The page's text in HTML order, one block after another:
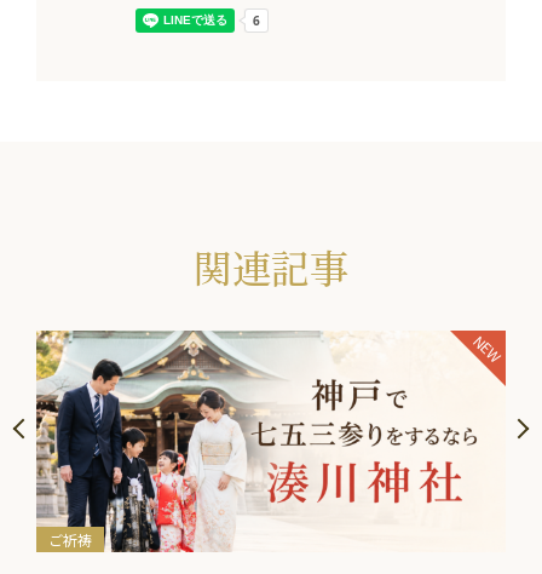
関連記事
NEW
ご祈祷
NEW